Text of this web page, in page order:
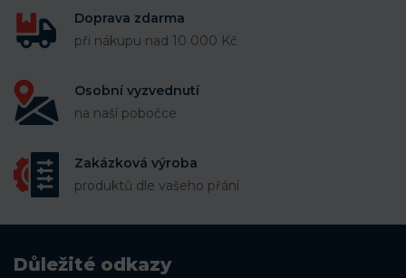
Doprava zdarma
při nákupu nad 10 000 Kč
Osobní vyzvednutí
na naší pobočce
Zakázková výroba
produktů dle vašeho přání
Důležité odkazy